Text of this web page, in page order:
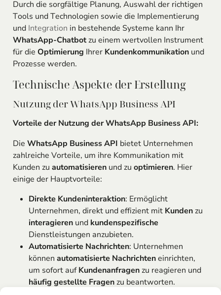
Durch die sorgfältige Planung, Auswahl der richtigen
Tools und Technologien sowie die Implementierung
und Integration in bestehende Systeme kann Ihr
WhatsApp-Chatbotzu einem wertvollen Instrument
für die Optimierung Ihrer Kundenkommunikationund
Prozesse werden.
Technische Aspekte der Erstellung
Nutzung der WhatsApp Business API
Vorteile der Nutzung der WhatsApp Business API:
Die WhatsApp Business API bietet Unternehmen
zahlreiche Vorteile, um ihre Kommunikation mit
Kunden zu automatisierenund zu optimieren. Hier
einige der Hauptvorteile:
Direkte Kundeninteraktion: Ermöglicht
Unternehmen, direkt und effizient mit Kundenzu
interagierenund kundenspezifische
Dienstleistungen anzubieten.
Automatisierte Nachrichten: Unternehmen
können automatisierte Nachrichteneinrichten,
um sofort aufKundenanfragenzu reagieren und
häufig gestellte Fragenzu beantworten.